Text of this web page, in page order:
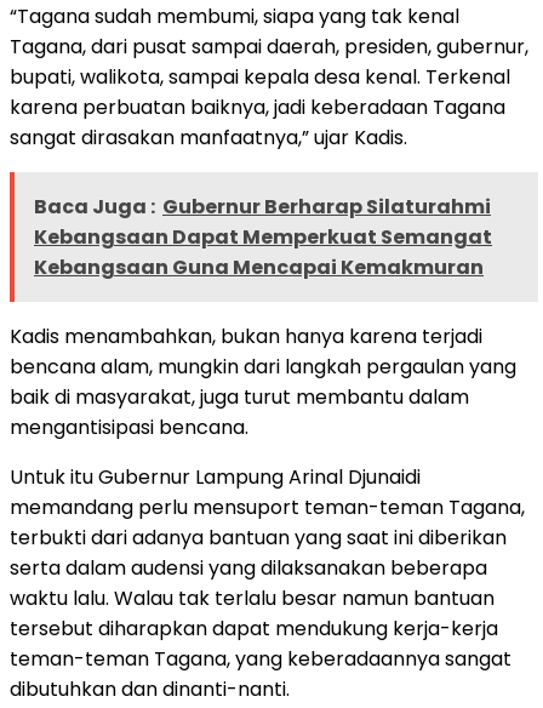
“Tagana sudah membumi, siapa yang tak kenal
Tagana, dari pusat sampai daerah, presiden, gubernur,
bupati, walikota, sampai kepala desa kenal. Terkenal
karena perbuatan baiknya, jadi keberadaan Tagana
sangat dirasakan manfaatnya,” ujar Kadis.
Baca Juga : Gubernur Berharap Silaturahmi
Kebangsaan Dapat Memperkuat Semangat
Kebangsaan Guna Mencapai Kemakmuran
Kadis menambahkan, bukan hanya karena terjadi
bencana alam, mungkin dari langkah pergaulan yang
baik di masyarakat, juga turut membantu dalam
mengantisipasi bencana.
Untuk itu Gubernur Lampung Arinal Djunaidi
memandang perlu mensuport teman-teman Tagana,
terbukti dari adanya bantuan yang saat ini diberikan
serta dalam audensi yang dilaksanakan beberapa
waktu lalu. Walau tak terlalu besar namun bantuan
tersebut diharapkan dapat mendukung kerja-kerja
teman-teman Tagana, yang keberadaannya sangat
dibutuhkan dan dinanti-nanti.